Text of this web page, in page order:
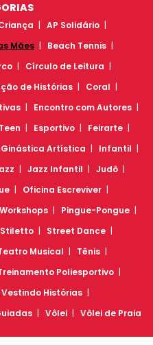
AP Solidário
Mães
Beach Tennis
Círculo de Leitura
de Histórias
Coral
Encontro com Autores
Esportivo
Feirarte
Ginástica Artística
Infantil
Jazz Infantil
Judô
Oficina Escreviver
Pingue-Pongue
Stiletto
Street Dance
Musical
Tênis
Poliesportivo
Vestindo Histórias
Vôlei Vôlei de Praia